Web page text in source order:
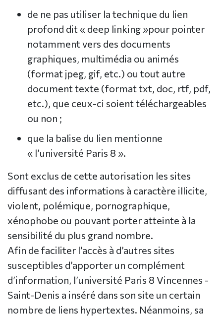
de ne pas utiliser la technique du lien
profond dit « deep linking »pour pointer
notamment vers des documents
graphiques, multimédia ou animés
(format jpeg, gif, etc.) ou tout autre
document texte (format txt, doc, rtf, pdf,
etc.), que ceux-ci soient téléchargeables
ou non ;
que la balise du lien mentionne
« l’université Paris 8 ».
Sont exclus de cette autorisation les sites
diffusant des informations à caractère illicite,
violent, polémique, pornographique,
xénophobe ou pouvant porter atteinte à la
sensibilité du plus grand nombre.
Afin de faciliter l’accès à d’autres sites
susceptibles d’apporter un complément
d’information, l’université Paris 8 Vincennes -
Saint-Denis a inséré dans son site un certain
nombre de liens hypertextes. Néanmoins, sa